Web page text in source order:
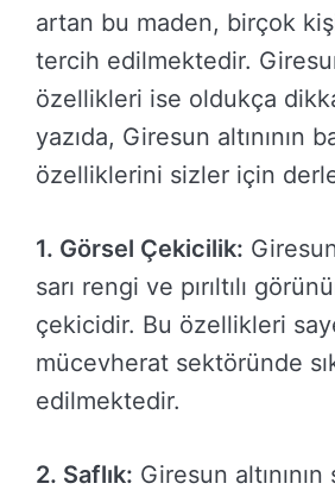
artan bu maden, birçok
tercih edilmektedir.
özellikleri ise oldukça
yazıda, Giresun altınının
özelliklerini sizler için
1. Görsel Çekicilik:
sarı rengi ve pırıltılı
çekicidir. Bu özellikleri
mücevherat sektöründe
edilmektedir.
2. Saflık: Giresun altınının